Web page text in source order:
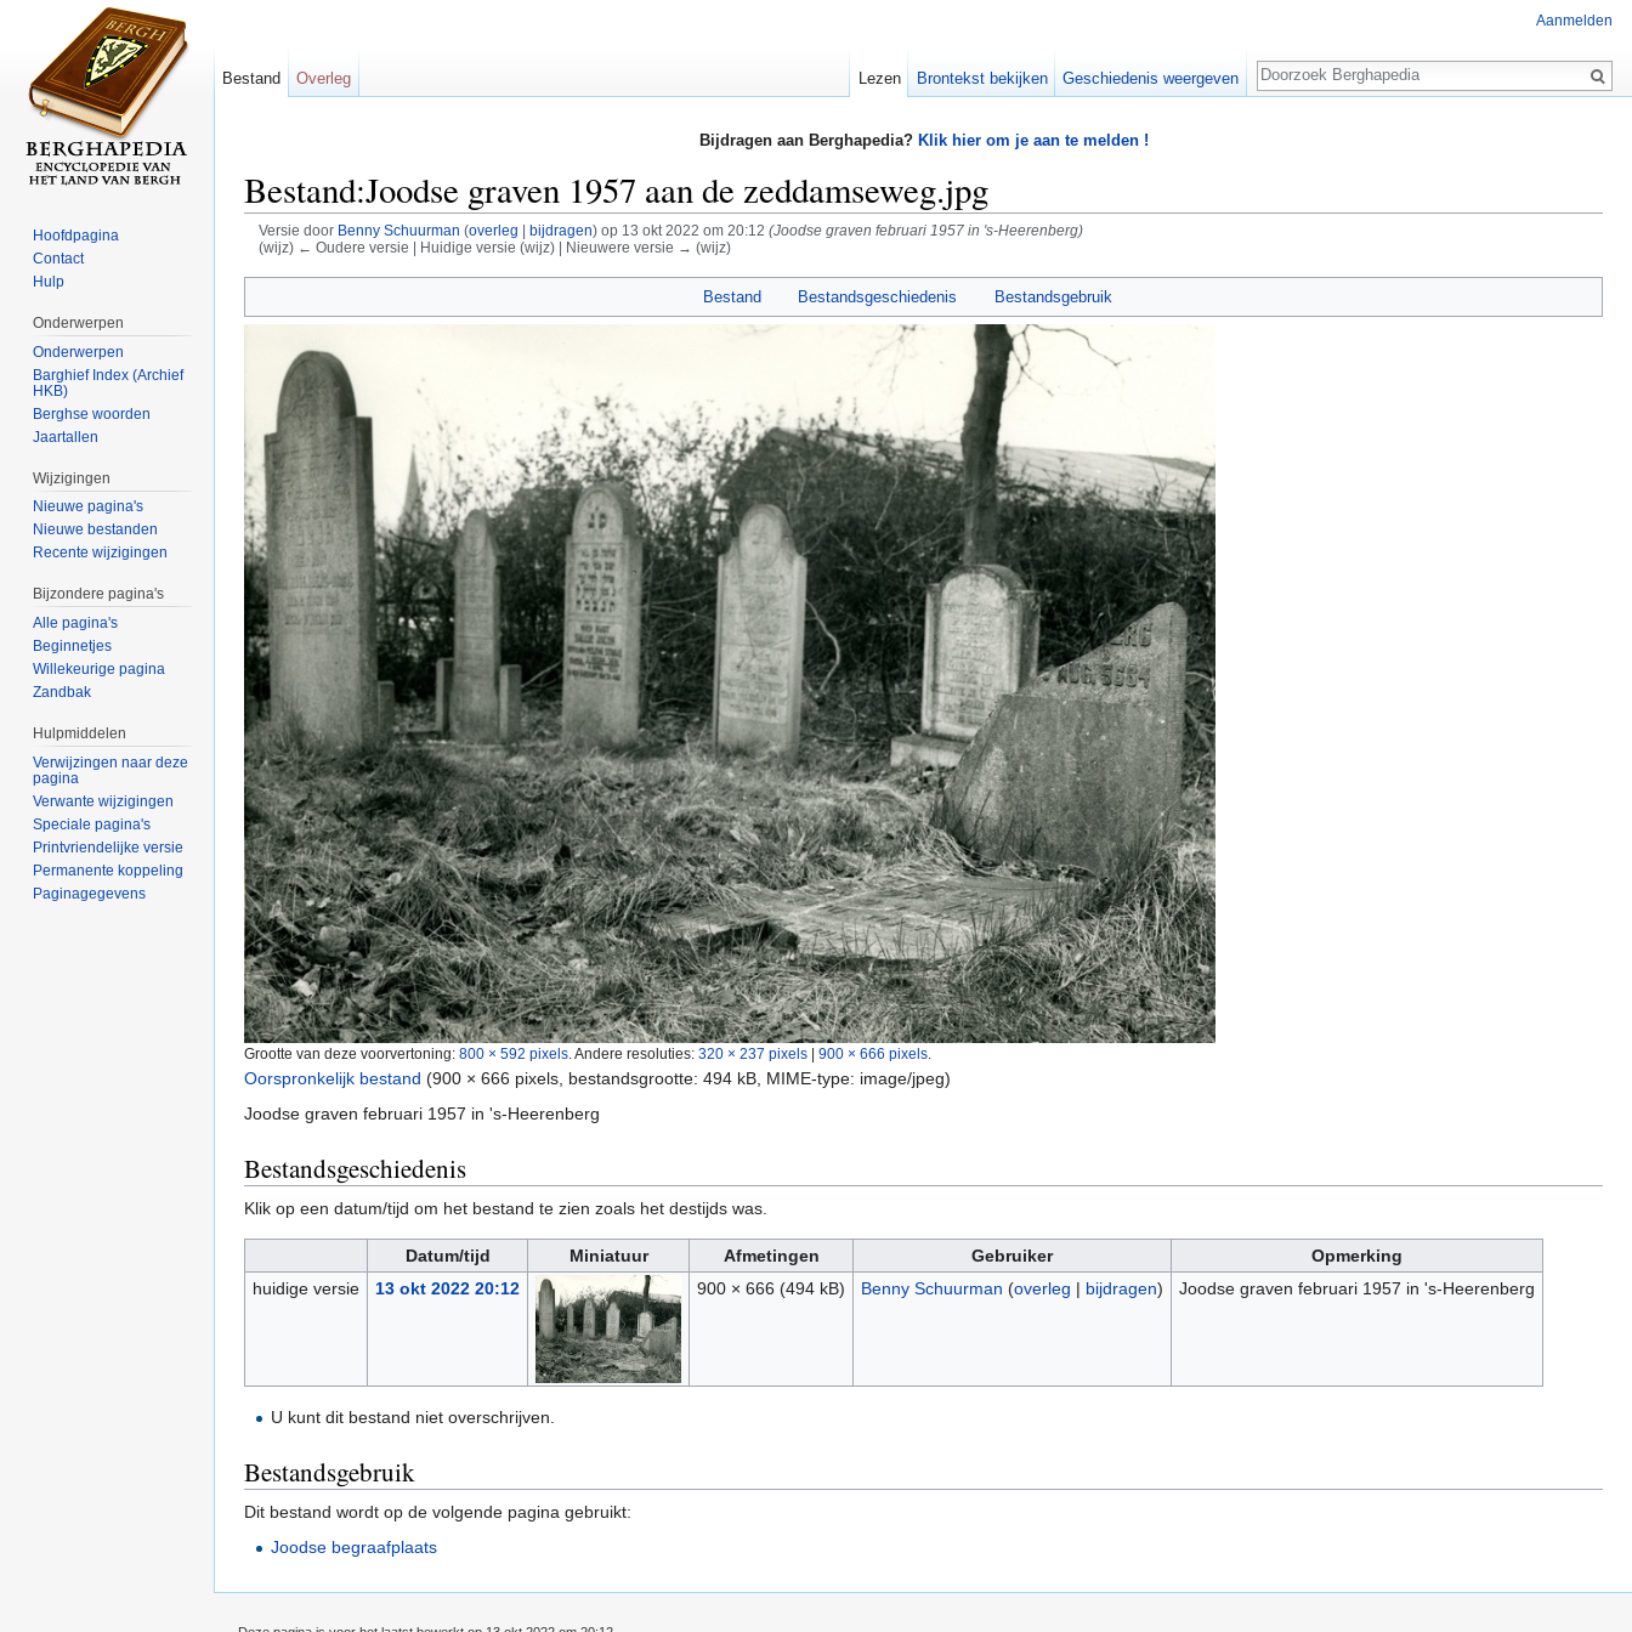
Bijdragen aan Berghapedia? Klik hier om je aan te melden !
Bestand:Joodse graven 1957 aan de zeddamseweg.jpg
Versie door Benny Schuurman (overleg bijdragen)op 13 okt 2022 om 20:12 (Joodse graven februari 1957 in 's-Heerenberg)
(wijz) ← Oudere versie | Huidige versie (wijz) | Nieuwere versie → (wijz)
Bestand Bestandsgeschiedenis Bestandsgebruik
Grootte van deze voorvertoning: 800 × 592 pixels Andere resoluties: 320 × 237 pixels 900 × 666 pixels
Oorspronkelijk bestand (900 × 666 pixels, bestandsgrootte: 494 kB, MIME-type: image/jpeg)
Joodse graven februari 1957 in 's-Heerenberg
Bestandsgeschiedenis
Klik op een datum/tijd om het bestand te zien zoals het destijds was.
Datum/tijd Miniatuur Afmetingen Gebruiker
Opmerking
huidige versie
13 okt 2022 20:12 900 × 666 (494 kB) Benny Schuurman (overleg | bijdragen) Joodse graven februari 1957 in 's-Heerenberg
U kunt dit bestand niet overschrijven.
Bestandsgebruik
Dit bestand wordt op de volgende pagina gebruikt:
Joodse begraafplaats
Aanmelden
Bestand Overleg Lezen Brontekst bekijken Geschiedenis weergeven
Zoeken
Hoofdpagina
Contact
Hulp
Onderwerpen
Onderwerpen
Barghief Index (Archief
HKB)
Berghse woorden
Jaartallen
Wijzigingen
Nieuwe pagina's
Nieuwe bestanden
Recente wijzigingen
Bijzondere pagina's
Alle pagina's
Beginnetjes
Willekeurige pagina
Zandbak
Hulpmiddelen
Verwijzingen naar deze
pagina
Verwante wijzigingen
Speciale pagina's
Printvriendelijke versie
Permanente koppeling
Paginagegevens